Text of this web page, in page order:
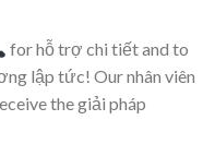
for hỗ trợ chi tiết and to
lập tức! Our nhân viên
the giải pháp